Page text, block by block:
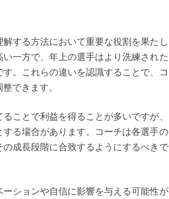
する方法において重要な役割を果たし
一方で、年上の選手はより洗練された
。これらの違いを認識することで、コ
できます。
ことで利益を得ることが多いですが、
る場合があります。コーチは各選手の
成長段階に合致するようにするべきで
ションや自信に影響を与える可能性が